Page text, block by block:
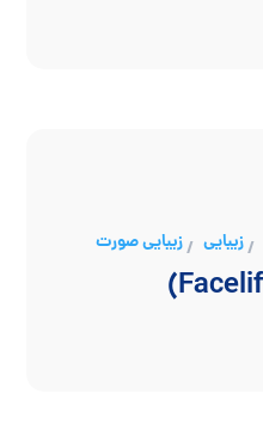
/زیبایی /زیبایی صورت